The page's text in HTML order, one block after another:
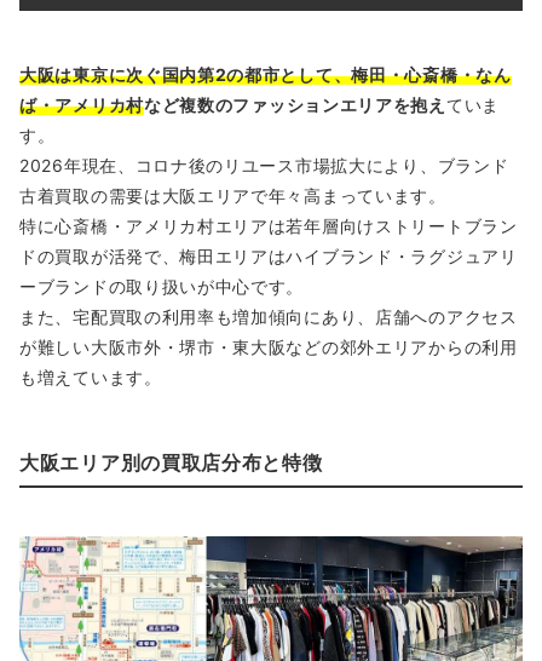
大阪は東京に次ぐ国内第2の都市として、梅田・心斎橋・なん
ば・アメリカ村など複数のファッションエリアを抱え ていま
す。
2026年現在、コロナ後のリユース市場拡大により、ブランド
古着買取の需要は大阪エリアで年々高まっています。
特に心斎橋・アメリカ村エリアは若年層向けストリートブラン
ドの買取が活発で、梅田エリアはハイブランド・ラグジュアリ
ーブランドの取り扱いが中心です。
また、宅配買取の利用率も増加傾向にあり、店舗へのアクセス
が難しい大阪市外・堺市・東大阪などの郊外エリアからの利用
も増えています。
大阪エリア別の買取店分布と特徴